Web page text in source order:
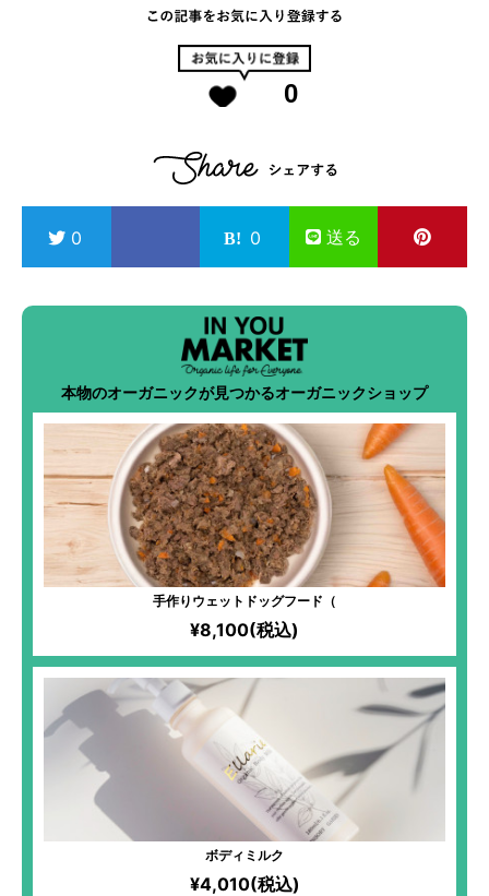
0
0 0 送る
本物のオーガニックが見つかるオーガニックショップ
手作りウェットドッグフード（
¥8,100(税込)
ボディミルク
¥4,010(税込)